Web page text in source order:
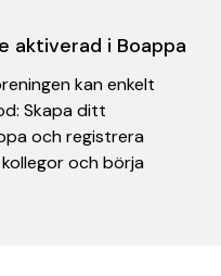
aktiverad i Boappa
kan enkelt
Skapa ditt
och registrera
och börja